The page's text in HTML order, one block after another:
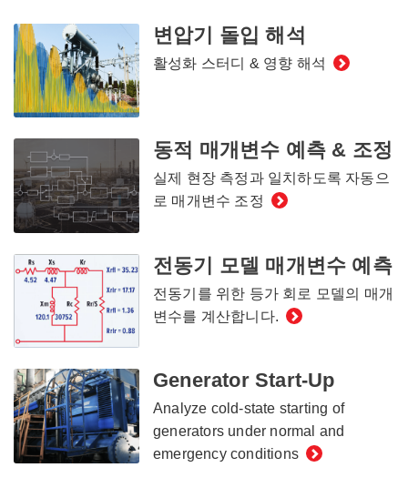
변압기 돌입 해석
활성화 스터디 & 영향 해석
동적 매개변수 예측 & 조정
실제 현장 측정과 일치하도록 자동으
로 매개변수 조정
전동기 모델 매개변수 예측
전동기를 위한 등가 회로 모델의 매개
변수를 계산합니다.
Generator Start-Up
Analyze cold-state starting of
generators under normal and
emergency conditions